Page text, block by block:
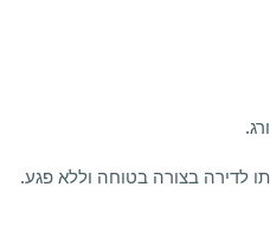
לדירה בצורה בטוחה וללא פגע.